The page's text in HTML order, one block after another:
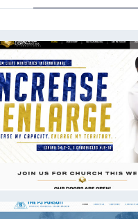
Light Ministries International